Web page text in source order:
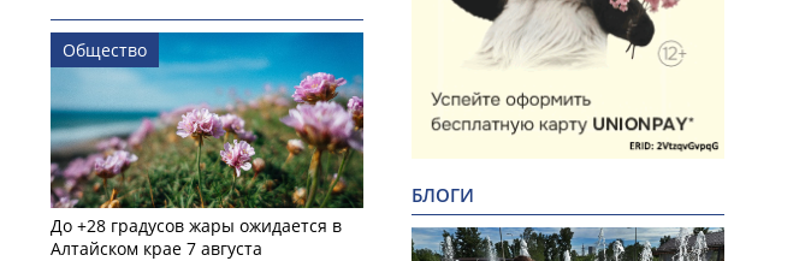
Общество
До +28 градусов жары ожидается в
Алтайском крае 7 августа
БЛОГИ